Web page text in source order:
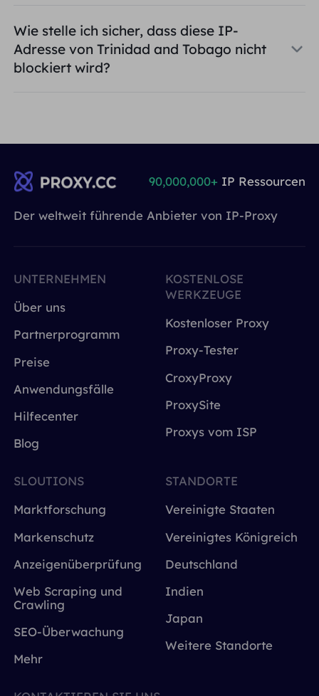
Wie stelle ich sicher, dass diese IP-
Adresse von Trinidad and Tobago nicht
blockiert wird?
Der weltweit führende Anbieter von IP-Proxy
90,000,000+ IP Ressourcen
UNTERNEHMEN
Über uns
Partnerprogramm
Preise
Anwendungsfälle
Hilfecenter
Blog
KOSTENLOSE
WERKZEUGE
Kostenloser Proxy
Proxy-Tester
CroxyProxy
ProxySite
Proxys vom ISP
SLOUTIONS
Marktforschung
Markenschutz
Anzeigenüberprüfung
Web Scraping und
Crawling
SEO-Überwachung
Mehr
STANDORTE
Vereinigte Staaten
Vereinigtes Königreich
Deutschland
Indien
Japan
Weitere Standorte